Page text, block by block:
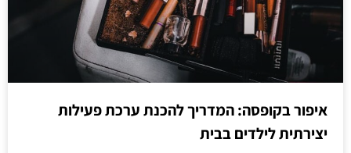
איפור בקופסה: המדריך להכנת ערכת פעילות
יצירתית לילדים בבית